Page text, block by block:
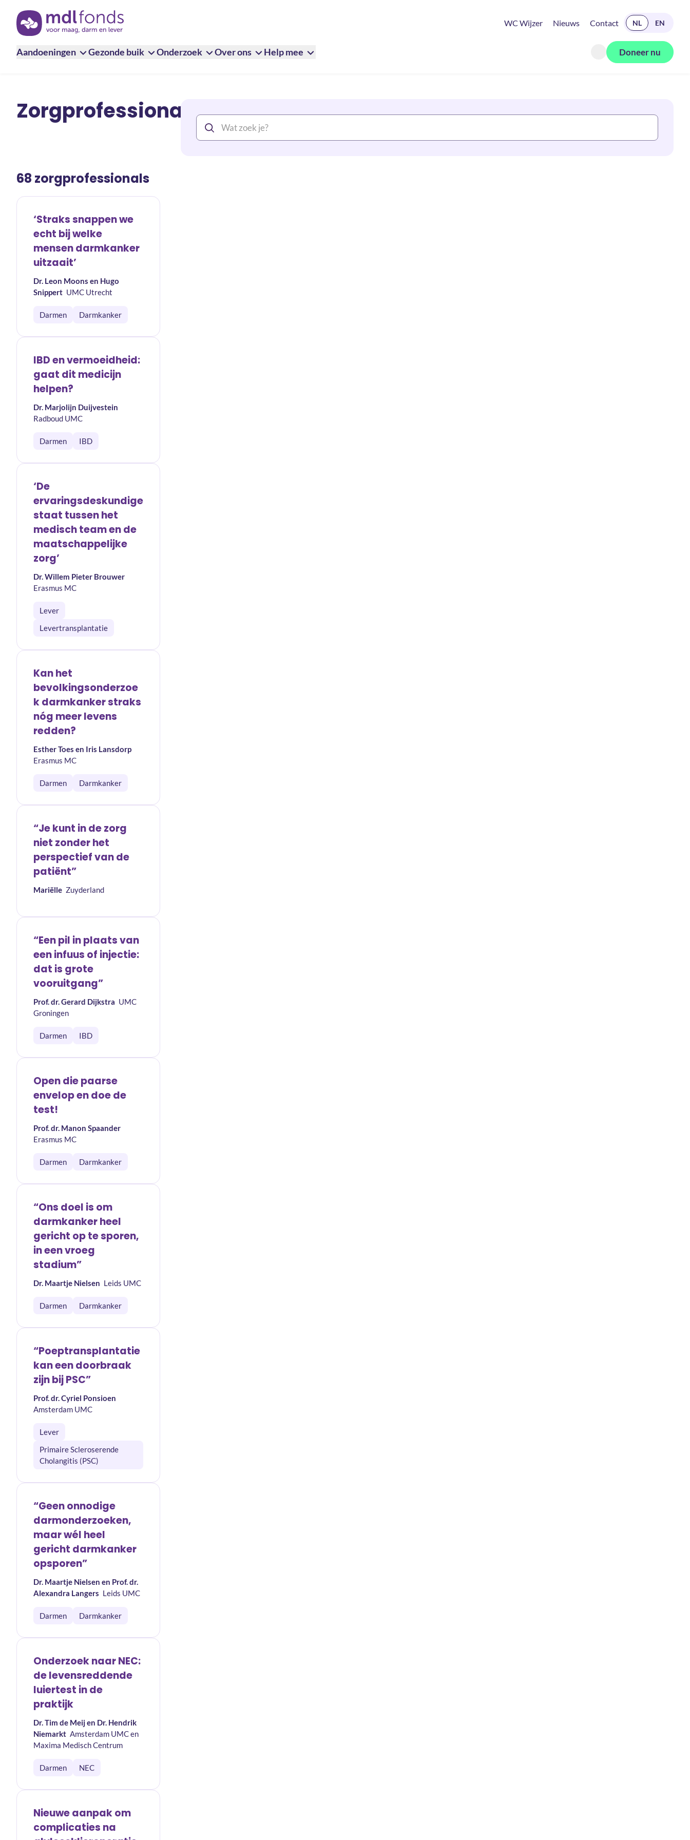
Terug naar de homepage
WC Wijzer Nieuws Contact READ IN ENGLISH
NL EN
Aandoeningen Gezonde buik Onderzoek Over ons Help mee
Zoeken openen
Doneer nu
Zorgprofessionals
68 zorgprofessionals
‘Straks snappen we
echt bij welke
mensen darmkanker
uitzaait’
Dr. Leon Moons en Hugo
Snippert UMC Utrecht
Darmen Darmkanker
IBD en vermoeidheid:
gaat dit medicijn
helpen?
Dr. Marjolijn Duijvestein
Radboud UMC
Darmen IBD
‘De
ervaringsdeskundige
staat tussen het
medisch team en de
maatschappelijke
zorg’
Dr. Willem Pieter Brouwer
Erasmus MC
Lever
Levertransplantatie
Kan het
bevolkingsonderzoe
k darmkanker straks
nóg meer levens
redden?
Esther Toes en Iris Lansdorp
Erasmus MC
Darmen Darmkanker
“Je kunt in de zorg
niet zonder het
perspectief van de
patiënt”
Mariëlle Zuyderland
“Een pil in plaats van
een infuus of injectie:
dat is grote
vooruitgang”
Prof. dr. Gerard Dijkstra UMC
Groningen
Darmen IBD
Open die paarse
envelop en doe de
test!
Prof. dr. Manon Spaander
Erasmus MC
Darmen Darmkanker
“Ons doel is om
darmkanker heel
gericht op te sporen,
in een vroeg
stadium”
Dr. Maartje Nielsen Leids UMC
Darmen Darmkanker
“Poeptransplantatie
kan een doorbraak
zijn bij PSC”
Prof. dr. Cyriel Ponsioen
Amsterdam UMC
Lever
Primaire Scleroserende
Cholangitis (PSC)
“Geen onnodige
darmonderzoeken,
maar wél heel
gericht darmkanker
opsporen”
Dr. Maartje Nielsen en Prof. dr.
Alexandra Langers Leids UMC
Darmen Darmkanker
Onderzoek naar NEC:
de levensreddende
luiertest in de
praktijk
Dr. Tim de Meij en Dr. Hendrik
Niemarkt Amsterdam UMC en
Maxima Medisch Centrum
Darmen NEC
Nieuwe aanpak om
complicaties na